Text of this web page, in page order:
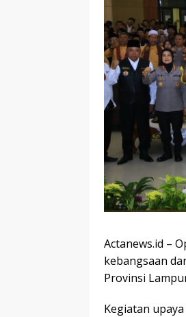
Actanews.id –
kebangsaan
Provinsi
Kegiatan